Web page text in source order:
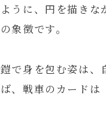
うに、円を描き
象徴です。
で身を包む姿は、
、戦車のカードは